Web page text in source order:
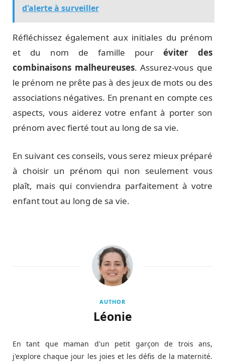
d'alerte à surveiller
Réfléchissez également aux initiales du prénom
et du nom de famille pour éviter des
combinaisons malheureuses. Assurez-vous que
le prénom ne prête pas à des jeux de mots ou des
associations négatives. En prenant en compte ces
aspects, vous aiderez votre enfant à porter son
prénom avec fierté tout au long de sa vie.
En suivant ces conseils, vous serez mieux préparé
à choisir un prénom qui non seulement vous
plaît, mais qui conviendra parfaitement à votre
enfant tout au long de sa vie.
AUTHOR
Léonie
En tant que maman d'un petit garçon de trois ans,
j'explore chaque jour les joies et les défis de la maternité.